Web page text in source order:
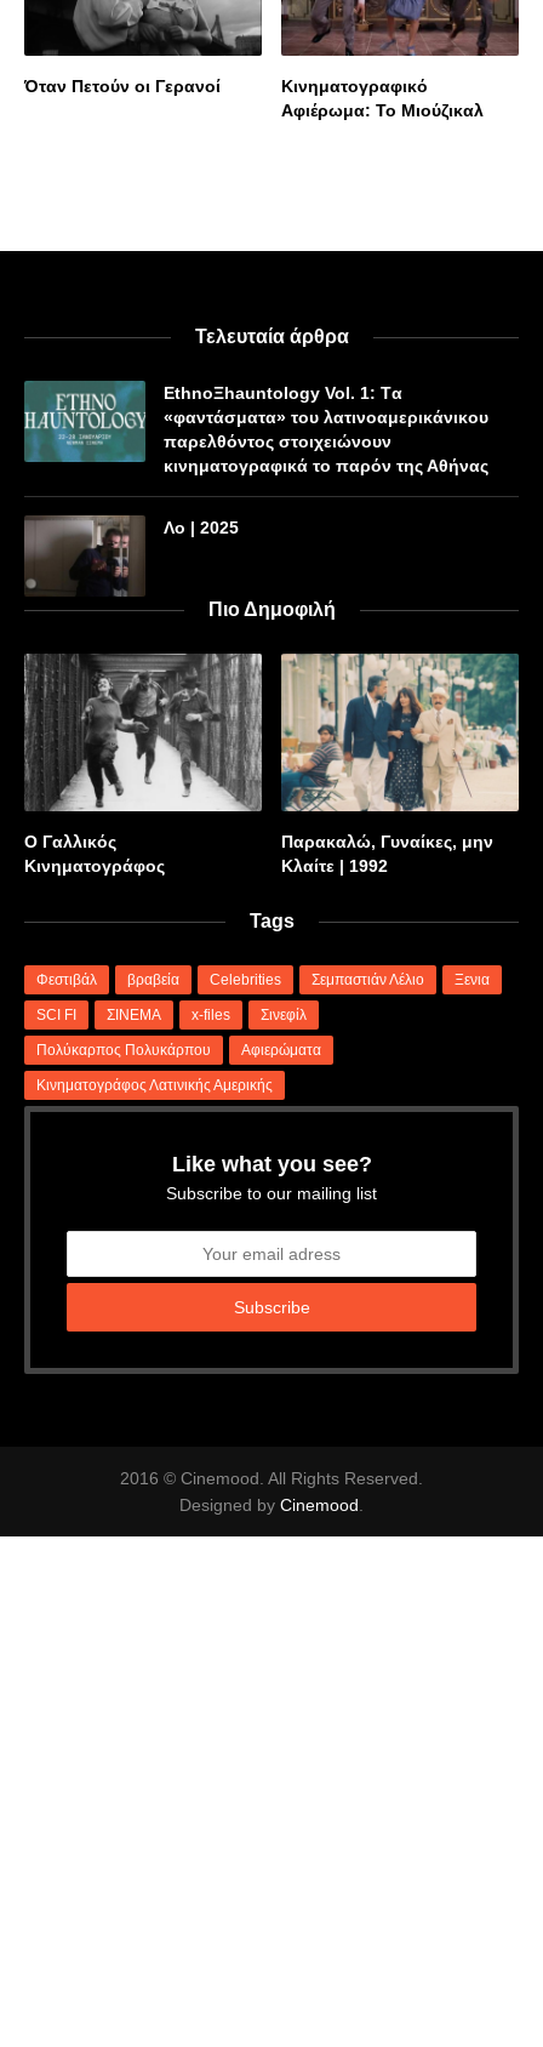
Όταν Πετούν οι Γερανοί
Κινηματογραφικό
Αφιέρωμα: To Mιούζικαλ
Τελευταία άρθρα
EthnoΞhauntology Vol. 1: Tα
«φαντάσματα» του λατινοαμερικάνικου
παρελθόντος στοιχειώνουν
κινηματογραφικά το παρόν της Αθήνας
Λο | 2025
Πιο Δημοφιλή
Ο Γαλλικός
Κινηματογράφος
Παρακαλώ, Γυναίκες, μην
Κλαίτε | 1992
Tags
Φεστιβάλ βραβεία Celebrities Σεμπαστιάν Λέλιο Ξενια
SCI FI ΣΙΝΕΜΑ x-files Σινεφίλ
Πολύκαρπος Πολυκάρπου Αφιερώματα
Κινηματογράφος Λατινικής Αμερικής
Like what you see?
Subscribe to our mailing list
2016 © Cinemood. All Rights Reserved.
Designed by Cinemood.